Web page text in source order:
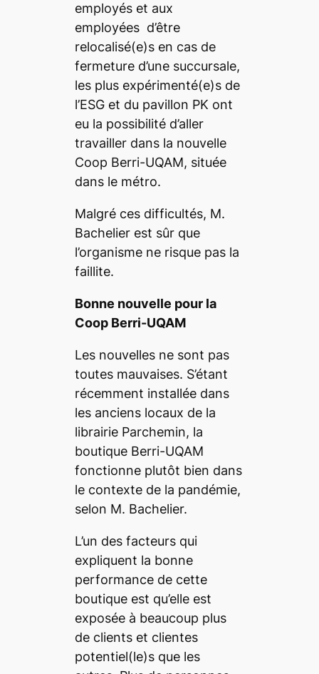
employés et aux
employées d’être
relocalisé(e)s en cas de
fermeture d’une succursale,
les plus expérimenté(e)s de
l’ESG et du pavillon PK ont
eu la possibilité d’aller
travailler dans la nouvelle
Coop Berri-UQAM, située
dans le métro.
Malgré ces difficultés, M.
Bachelier est sûr que
l’organisme ne risque pas la
faillite.
Bonne nouvelle pour la
Coop Berri-UQAM
Les nouvelles ne sont pas
toutes mauvaises. S’étant
récemment installée dans
les anciens locaux de la
librairie Parchemin, la
boutique Berri-UQAM
fonctionne plutôt bien dans
le contexte de la pandémie,
selon M. Bachelier.
L’un des facteurs qui
expliquent la bonne
performance de cette
boutique est qu’elle est
exposée à beaucoup plus
de clients et clientes
potentiel(le)s que les